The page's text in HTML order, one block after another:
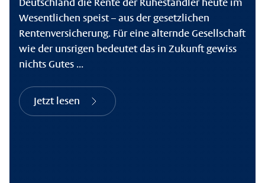
Deutschland die Rente der Ruheständler heute im
Wesentlichen speist – aus der gesetzlichen
Rentenversicherung. Für eine alternde Gesellschaft
wie der unsrigen bedeutet das in Zukunft gewiss
nichts Gutes ...
Jetzt lesen